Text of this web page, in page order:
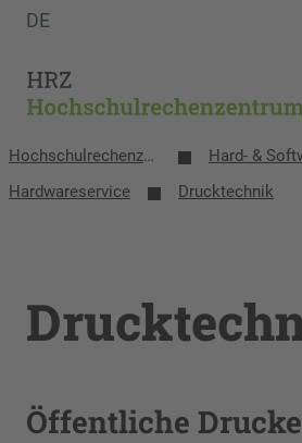
DE
Hochschulrechenzentrum
Hard- &
Hardwareservice
Drucktechnik
Öffentliche